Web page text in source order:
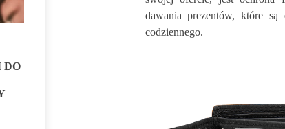
DO
39657
dawania prezentów, które
codziennego.